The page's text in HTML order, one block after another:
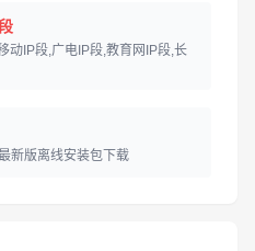
动IP段,广电IP段,教育网IP段,长
新版离线安装包下载